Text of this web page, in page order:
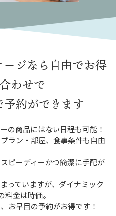
ージなら 自由でお得
わせで
予約ができます
の商品にはない日程も可能！
ラン・部屋、食事条件も自由
ピーディーかつ簡潔に手配が
っていますが、ダイナミック
金は時価。
お早目の予約がお得です！